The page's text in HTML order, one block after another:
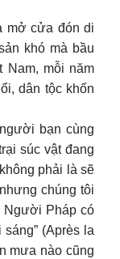
mở cửa đón di
khó mà bầu
Nam, mỗi năm
dân tộc khốn
bạn cùng
súc vật đang
phải là sẽ
chúng tôi
Người Pháp có
(Après la
mưa nào cũng